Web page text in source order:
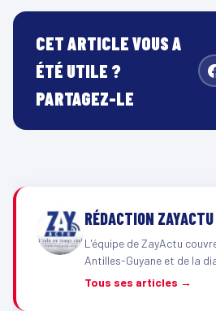
CET ARTICLE VOUS A
ÉTÉ UTILE ?
PARTAGEZ-LE
RÉDACTION ZAYACTU
L'équipe de ZayActu
Antilles-Guyane et de la
Tous ses articles →